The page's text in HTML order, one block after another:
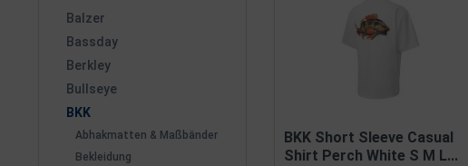
Balzer
Bassday
Berkley
Bullseye
BKK
Abhakmatten & Maßbänder
Bekleidung
BKK Short Sleeve Casual
Shirt Perch White S M L...